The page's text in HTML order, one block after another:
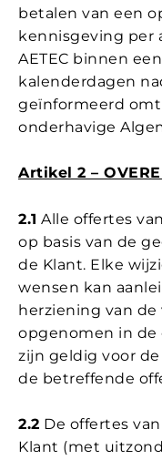
betalen van een
kennisgeving per
AETEC binnen
kalenderdagen
geïnformeerd
onderhavige
Artikel 2 –
2.1 Alle offertes
op basis van de
de Klant. Elke
wensen kan
herziening van de
opgenomen in de
zijn geldig voor
de betreffende
2.2 De offertes
Klant (met